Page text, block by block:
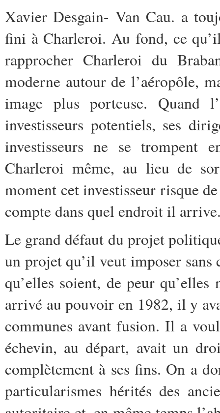
Xavier Desgain- Van Cau. a
fini à Charleroi. Au fond, ce
rapprocher Charleroi du
moderne autour de l’aéropôle,
image plus porteuse. Quand
investisseurs potentiels, ses
investisseurs ne se trompent
Charleroi même, au lieu de
moment cet investisseur risque
compte dans quel endroit il
Le grand défaut du projet
un projet qu’il veut imposer
qu’elles soient, de peur
arrivé au pouvoir en 1982, il y
communes avant fusion. Il a
échevin, au départ, avait un
complètement à ses fins. On a
particularismes hérités des